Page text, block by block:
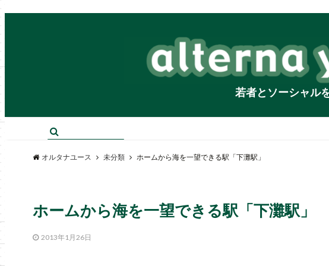
若者とソーシャル
オルタナユース 未分類 ホームから海を一望できる駅「下灘駅」
ホームから海を一望できる駅「下灘駅」
2013年1月26日